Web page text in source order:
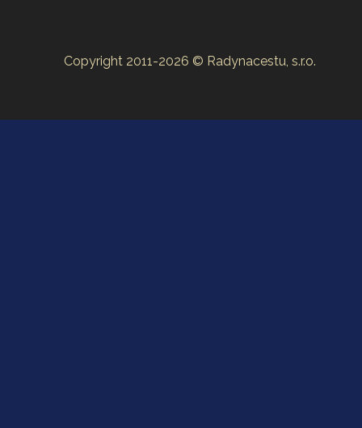
Copyright 2011-2026 © Radynacestu, s.r.o.